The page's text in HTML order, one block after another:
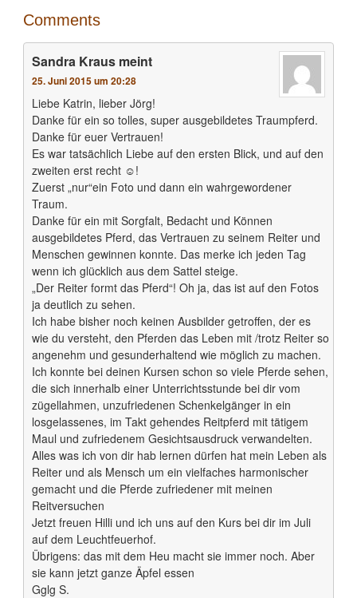
Comments
Sandra Kraus meint
25. Juni 2015 um 20:28
Liebe Katrin, lieber Jörg!
Danke für ein so tolles, super ausgebildetes Traumpferd.
Danke für euer Vertrauen!
Es war tatsächlich Liebe auf den ersten Blick, und auf den
zweiten erst recht ☺!
Zuerst „nur“ein Foto und dann ein wahrgewordener
Traum.
Danke für ein mit Sorgfalt, Bedacht und Können
ausgebildetes Pferd, das Vertrauen zu seinem Reiter und
Menschen gewinnen konnte. Das merke ich jeden Tag
wenn ich glücklich aus dem Sattel steige.
„Der Reiter formt das Pferd“! Oh ja, das ist auf den Fotos
ja deutlich zu sehen.
Ich habe bisher noch keinen Ausbilder getroffen, der es
wie du versteht, den Pferden das Leben mit /trotz Reiter so
angenehm und gesunderhaltend wie möglich zu machen.
Ich konnte bei deinen Kursen schon so viele Pferde sehen,
die sich innerhalb einer Unterrichtsstunde bei dir vom
zügellahmen, unzufriedenen Schenkelgänger in ein
losgelassenes, im Takt gehendes Reitpferd mit tätigem
Maul und zufriedenem Gesichtsausdruck verwandelten.
Alles was ich von dir hab lernen dürfen hat mein Leben als
Reiter und als Mensch um ein vielfaches harmonischer
gemacht und die Pferde zufriedener mit meinen
Reitversuchen
Jetzt freuen Hilli und ich uns auf den Kurs bei dir im Juli
auf dem Leuchtfeuerhof.
Übrigens: das mit dem Heu macht sie immer noch. Aber
sie kann jetzt ganze Äpfel essen
Gglg S.